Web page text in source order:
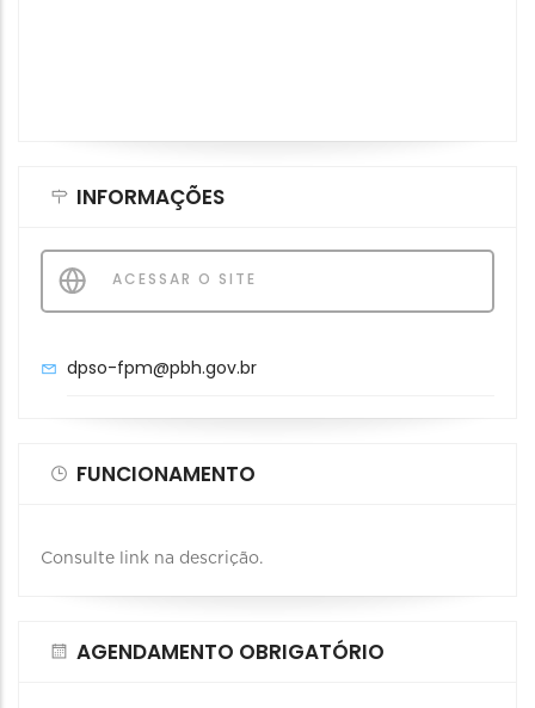
INFORMAÇÕES
ACESSAR O SITE
dpso-fpm@pbh.gov.br
FUNCIONAMENTO
Consulte link na descrição.
AGENDAMENTO OBRIGATÓRIO